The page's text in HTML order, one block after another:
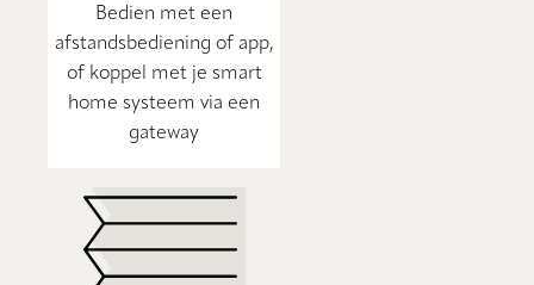
Bedien met een
afstandsbediening of app,
of koppel met je smart
home systeem via een
gateway